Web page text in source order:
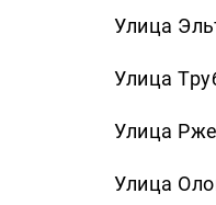
Улица
Улица
Улица
Улица